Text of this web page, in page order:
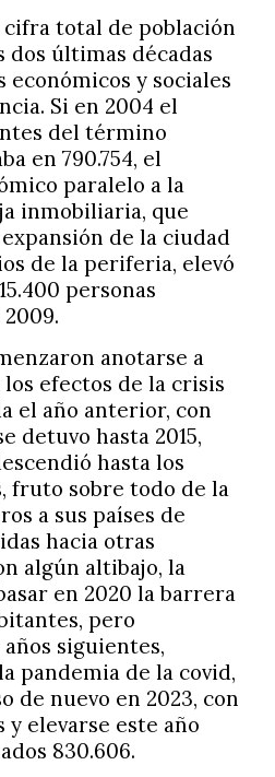
total de población
dos últimas décadas
económicos y sociales
Si en 2004 el
del término
en 790.754, el
paralelo a la
inmobiliaria, que
de la ciudad
de la periferia, elevó
personas
anotarse a
efectos de la crisis
el año anterior, con
detuvo hasta 2015,
hasta los
fruto sobre todo de la
a sus países de
hacia otras
algún altibajo, la
en 2020 la barrera
pero
siguientes,
pandemia de la covid,
de nuevo en 2023, con
y elevarse este año
830.606.